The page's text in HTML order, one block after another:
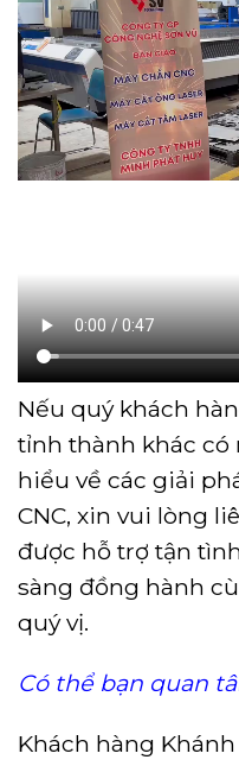
Nếu quý khách
tỉnh thành khác có
hiểu về các giải
CNC, xin vui lòng
được hỗ trợ tận
sàng đồng hành
quý vị.
Có thể bạn quan
Khách hàng